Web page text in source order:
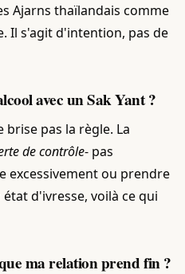
Ajarns thaïlandais comme
Il s'agit d'intention, pas de
avec un Sak Yant ?
pas la règle. La
de contrôle- pas
excessivement ou prendre
d'ivresse, voilà ce qui
ma relation prend fin ?